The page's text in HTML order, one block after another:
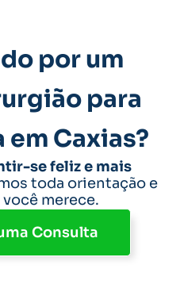
por um
para
Caxias?
se feliz e mais
toda orientação e
merece.
Consulta